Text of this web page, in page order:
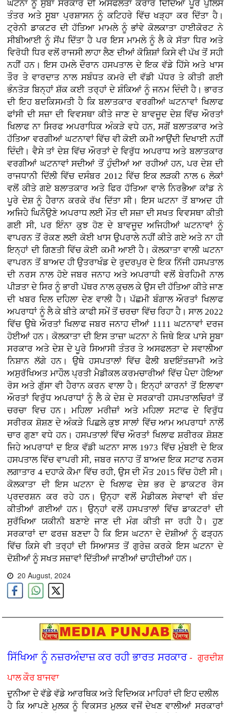
ਘਟਨਾ ਨੂੰ ਸੁਬਾ ਸਰਕਾਰ ਦੀ ਅਸਫਲਤਾ ਕਰਾਰ ਦਿੰਦਿਆਂ ਪੂਰੇ ਪੁਲਿਸ
ਤੰਤਰ ਅਤੇ ਸੂਬਾ ਪ੍ਰਸ਼ਾਸਨ ਨੂੰ ਕਟਿਹਰੇ ਵਿੱਚ ਖੜ੍ਹਾ ਕਰ ਦਿੱਤਾ ਹੈ।
ਟ੍ਰੇਨੀ ਡਾਕਟਰ ਦੀ ਹੱਤਿਆ ਮਾਮਲੇ ਨੂੰ ਭਾਂਵੇ ਕੋਲਕਾਤਾ ਹਾਈਕੋਰਟ ਨੇ
ਸੀਬੀਆਈ ਨੂੰ ਸੋਂਪ ਦਿੱਤਾ ਹੈ ਪਰ ਇਸ ਮਾਮਲੇ ਨੂੰ ਲੈ ਕੇ ਸੱਤਾ ਧਿਰ ਅਤੇ
ਵਿਰੋਧੀ ਧਿਰ ਵਲੋਂ ਰਾਜਸੀ ਲਾਹਾ ਲੈਣ ਦੀਆਂ ਕੋਸ਼ਿਸ਼ਾਂ ਕਿਸੇ ਵੀ ਪੱਖ ਤੋਂ ਸਹੀ
ਨਹੀਂ ਹਨ। ਇਸ ਹਮਲੇ ਦੌਰਾਨ ਹਸਪਤਾਲ ਦੇ ਇਕ ਵੱਡੇ ਹਿੱਸੇ ਅਤੇ ਖਾਸ
ਤੌਰ ਤੇ ਵਾਰਦਾਤ ਨਾਲ ਸਬੰਧਤ ਕਮਰੇ ਦੀ ਵੱਡੀ ਪੱਧਰ ਤੇ ਕੀਤੀ ਗਈ
ਭੰਨਤੋੜ ਬਿਨ੍ਹਾਂ ਸ਼ੱਕ ਕਈ ਤਰ੍ਹਾਂ ਦੇ ਸ਼ੰਕਿਆਂ ਨੂੰ ਜਨਮ ਦਿੰਦੀ ਹੈ। ਭਾਰਤ
ਦੀ ਇਹ ਬਦਕਿਸਮਤੀ ਹੈ ਕਿ ਬਲਾਤਕਾਰ ਵਰਗੀਆਂ ਘਟਨਾਵਾਂ ਖਿਲਾਫ
ਫਾਂਸੀ ਦੀ ਸਜ਼ਾ ਦੀ ਵਿਵਸਥਾ ਕੀਤੇ ਜਾਣ ਦੇ ਬਾਵਜੂਦ ਦੇਸ਼ ਵਿੱਚ ਔਰਤਾਂ
ਖਿਲਾਫ ਨਾ ਸਿਰਫ ਅਪਰਾਧਿਕ ਅੰਕੜੇ ਵਧੇ ਹਨ, ਸਗੋਂ ਬਲਾਤਕਾਰ ਅਤੇ
ਹੱਤਿਆ ਵਰਗੀਆਂ ਘਟਨਾਵਾਂ ਵਿੱਚ ਵੀ ਕੋਈ ਕਮੀ ਆਉਂਦੀ ਦਿਖਾਈ ਨਹੀਂ
ਦਿੰਦੀ। ਵੈਸੇ ਤਾਂ ਦੇਸ਼ ਵਿੱਚ ਔਰਤਾਂ ਦੇ ਵਿਰੁੱਧ ਅਪਰਾਧ ਅਤੇ ਬਲਾਤਕਾਰ
ਵਰਗੀਆਂ ਘਟਨਾਵਾਂ ਸਦੀਆਂ ਤੋਂ ਹੁੰਦੀਆਂ ਆ ਰਹੀਆਂ ਹਨ, ਪਰ ਦੇਸ਼ ਦੀ
ਰਾਜਧਾਨੀ ਦਿੱਲੀ ਵਿੱਚ ਦਸੰਬਰ 2012 ਵਿੱਚ ਇਕ ਲੜਕੀ ਨਾਲ 6 ਲੋਕਾਂ
ਵਲੋਂ ਕੀਤੇ ਗਏ ਬਲਾਤਕਾਰ ਅਤੇ ਫਿਰ ਹੱਤਿਆ ਵਾਲੇ ਨਿਰਭੈਆ ਕਾਂਡ ਨੇ
ਪੂਰੇ ਦੇਸ਼ ਨੂੰ ਹੈਰਾਨ ਕਰਕੇ ਰੱਖ ਦਿੱਤਾ ਸੀ। ਇਸ ਘਟਨਾ ਤੋਂ ਬਾਅਦ ਹੀ
ਅਜਿਹੇ ਘਿਨੌਉਣੇ ਅਪਰਾਧ ਲਈ ਮੌਤ ਦੀ ਸਜ਼ਾ ਦੀ ਸਖਤ ਵਿਵਸਥਾ ਕੀਤੀ
ਗਈ ਸੀ, ਪਰ ਇੰਨਾ ਕੁਝ ਹੋਣ ਦੇ ਬਾਵਜੂਦ ਅਜਿਹੀਆਂ ਘਟਨਾਵਾਂ ਨੂੰ
ਵਾਪਰਨ ਤੋਂ ਰੋਕਣ ਲਈ ਕੋਈ ਖਾਸ ਉਪਰਾਲੇ ਨਹੀਂ ਕੀਤੇ ਗਏ ਅਤੇ ਨਾ ਹੀ
ਇਨ੍ਹਾਂ ਦੀ ਗਿਣਤੀ ਵਿੱਚ ਕੋਈ ਕਮੀ ਆਈ ਹੈ। ਕੋਲਕਾਤਾ ਵਾਲੀ ਘਟਨਾ
ਵਾਪਰਨ ਤੋਂ ਬਾਅਦ ਹੀ ਉਤਰਾਖੰਡ ਦੇ ਰੁਦਰਪੁਰ ਦੇ ਇਕ ਨਿੱਜੀ ਹਸਪਤਾਲ
ਦੀ ਨਰਸ ਨਾਲ ਹੋਏ ਜਬਰ ਜਨਾਹ ਅਤੇ ਅਪਰਾਧੀ ਵਲੋਂ ਬੇਰਹਿਮੀ ਨਾਲ
ਪੀੜਤਾ ਦੇ ਸਿਰ ਨੂੰ ਭਾਰੀ ਪੱਥਰ ਨਾਲ ਕੁਚਲ ਕੇ ਉਸ ਦੀ ਹੱਤਿਆ ਕੀਤੇ ਜਾਣ
ਦੀ ਖਬਰ ਦਿਲ ਦਹਿਲਾ ਦੇਣ ਵਾਲੀ ਹੈ। ਪੱਛਮੀ ਬੰਗਾਲ ਔਰਤਾਂ ਖਿਲਾਫ
ਅਪਰਾਧਾਂ ਨੂੰ ਲੈ ਕੇ ਬੀਤੇ ਕਾਫੀ ਸਮੇਂ ਤੋਂ ਚਰਚਾ ਵਿੱਚ ਰਿਹਾ ਹੈ। ਸਾਲ 2022
ਵਿੱਚ ਉਥੇ ਔਰਤਾਂ ਖਿਲਾਫ ਜਬਰ ਜਨਾਹ ਦੀਆਂ 1111 ਘਟਨਾਵਾਂ ਦਰਜ
ਹੋਈਆਂ ਹਨ। ਕੋਲਕਾਤਾ ਦੀ ਇਸ ਤਾਜ਼ਾ ਘਟਨਾ ਨੇ ਜਿਥੇ ਇਕ ਪਾਸੇ ਸੂਬਾ
ਸਰਕਾਰ ਅਤੇ ਦੇਸ਼ ਦੇ ਪੂਰੇ ਸਿਆਸੀ ਤੰਤਰ ਤੇ ਅਸਫਲਤਾ ਦੇ ਸਵਾਲੀਆ
ਨਿਸ਼ਾਨ ਲੱਗੇ ਹਨ। ਉਥੇ ਹਸਪਤਾਲਾਂ ਵਿੱਚ ਫੈਲੀ ਬਦਇੰਤਜ਼ਾਮੀ ਅਤੇ
ਅਸੁਰੱਖਿਅਤ ਮਾਹੌਲ ਪ੍ਰਤੀ ਮੈਡੀਕਲ ਕਰਮਚਾਰੀਆਂ ਵਿੱਚ ਪੈਦਾ ਹੋਇਆ
ਰੋਸ ਅਤੇ ਗੁੱਸਾ ਵੀ ਹੈਰਾਨ ਕਰਨ ਵਾਲਾ ਹੈ। ਇਨ੍ਹਾਂ ਕਾਰਨਾਂ ਤੋਂ ਇਲਾਵਾ
ਔਰਤਾਂ ਵਿਰੁੱਧ ਅਪਰਾਧਾਂ ਨੂੰ ਲੈ ਕੇ ਦੇਸ਼ ਦੇ ਸਰਕਾਰੀ ਹਸਪਤਾਲਚਿਰਾਂ ਤੋਂ
ਚਰਚਾ ਵਿਚ ਹਨ। ਮਹਿਲਾ ਮਰੀਜ਼ਾਂ ਅਤੇ ਮਹਿਲਾ ਸਟਾਫ ਦੇ ਵਿਰੁੱਧ
ਸਰੀਰਕ ਸ਼ੋਸ਼ਣ ਦੇ ਅੰਕੜੇ ਪਿਛਲੇ ਕੁਝ ਸਾਲਾਂ ਵਿੱਚ ਆਮ ਅਪਰਾਧਾਂ ਨਾਲੋਂ
ਚਾਰ ਗੁਣਾ ਵਧੇ ਹਨ। ਹਸਪਤਾਲਾਂ ਵਿੱਚ ਔਰਤਾਂ ਖਿਲਾਫ ਸ਼ਰੀਰਕ ਸ਼ੋਸ਼ਣ
ਜਿਹੇ ਅਪਰਾਧਾਂ ਦ ਇਕ ਵੱਡੀ ਘਟਨਾ ਸਾਲ 1973 ਵਿੱਚ ਮੁੰਬਈ ਦੇ ਇਕ
ਹਸਪਤਾਲ ਵਿੱਚ ਵਾਪਰੀ ਸੀ, ਜਬਰ ਜਨਾਹ ਤੋਂ ਬਾਅਦ ਇਕ ਸਟਾਫ ਨਰਸ
ਲਗਾਤਾਰ 4 ਦਹਾਕੇ ਕੋੋਮਾ ਵਿੱਚ ਰਹੀ, ਉਸ ਦੀ ਮੌਤ 2015 ਵਿੱਚ ਹੋਈ ਸੀ।
ਕੋਲਕਾਤਾ ਦੀ ਇਸ ਘਟਨਾ ਦੇ ਖਿਲਾਫ ਦੇਸ਼ ਭਰ ਦੇ ਡਾਕਟਰ ਰੋਸ
ਪ੍ਰਦਰਸ਼ਨ ਕਰ ਰਹੇ ਹਨ। ਉਨ੍ਹਾ ਵਲੋਂ ਮੈਡੀਕਲ ਸੇਵਾਵਾਂ ਵੀ ਬੰਦ
ਕੀਤੀਆਂ ਗਈਆਂ ਹਨ। ਉਨ੍ਹਾਂ ਵਲੋਂ ਹਸਪਤਾਲਾਂ ਵਿੱਚ ਡਾਕਟਰਾਂ ਦੀ
ਸੁਰੱਖਿਆ ਯਕੀਨੀ ਬਣਾਏ ਜਾਣ ਦੀ ਮੰਗ ਕੀਤੀ ਜਾ ਰਹੀ ਹੈ। ਹੁਣ
ਸਰਕਾਰਾਂ ਦਾ ਫਰਜ਼ ਬਣਦਾ ਹੈ ਕਿ ਇਸ ਘਟਨਾ ਦੇ ਦੋਸ਼ੀਆਂ ਨੂੰ ਫੜ੍ਹਨ
ਵਿੱਚ ਕਿਸੇ ਵੀ ਤਰ੍ਹਾਂ ਦੀ ਸਿਆਸਤ ਤੋਂ ਗੁਰੇਜ਼ ਕਰਕੇ ਇਸ ਘਟਨਾ ਦੇ
ਦੋਸ਼ੀਆਂ ਨੂੰ ਸਖਤ ਸਜ਼ਾਵਾਂ ਦਿੱਤੀਆਂ ਜਾਣੀਆਂ ਚਾਹੀਦੀਆਂ ਹਨ।
20 August, 2024
ਸਿੱਖਿਆ ਨੂੰ ਨਜ਼ਰਅੰਦਾਜ਼ ਕਰ ਰਹੀ ਭਾਰਤ ਸਰਕਾਰ- ਗੁਰਦੀਸ਼
ਪਾਲ ਕੌਰ ਬਾਜਵਾ
ਦੁਨੀਆ ਦੇ ਵੱਡੇ ਵੱਡੇ ਆਰਥਿਕ ਅਤੇ ਵਿਦਿਅਕ ਮਾਹਿਰਾਂ ਦੀ ਇਹ ਦਲੀਲ
ਹੈ ਕਿ ਆਪਣੇ ਮੁਲਕ ਨੂੰ ਵਿਕਸਤ ਮੁਲਕ ਵਜੋਂ ਦੇਖਣ ਵਾਲੀਆਂ ਸਰਕਾਰਾਂ